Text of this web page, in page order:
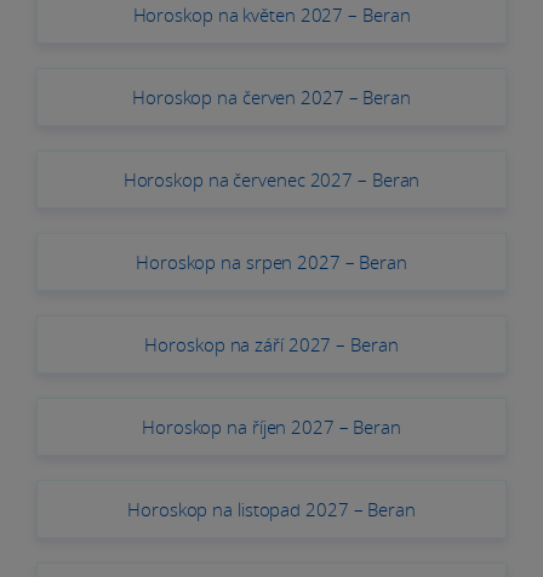
Horoskop na květen 2027 – Beran
Horoskop na červen 2027 – Beran
Horoskop na červenec 2027 – Beran
Horoskop na srpen 2027 – Beran
Horoskop na září 2027 – Beran
Horoskop na říjen 2027 – Beran
Horoskop na listopad 2027 – Beran